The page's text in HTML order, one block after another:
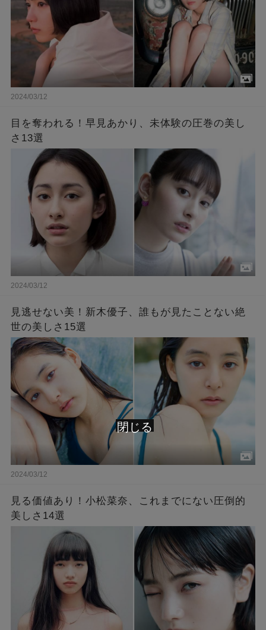
2024/03/12
目を奪われる！早見あかり、未体験の圧巻の美し
さ13選
2024/03/12
見逃せない美！新木優子、誰もが見たことない絶
世の美しさ15選
2024/03/12
見る価値あり！小松菜奈、これまでにない圧倒的
美しさ14選
閉じる